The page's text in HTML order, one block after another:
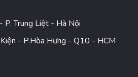
P. Trung Liệt - Hà Nội
- P.Hòa Hưng - Q10 - HCM